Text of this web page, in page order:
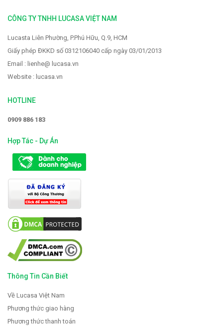
CÔNG TY TNHH LUCASA VIỆT NAM
Lucasta Liên Phường, P.Phú Hữu, Q.9, HCM
Giấy phép ĐKKD số 0312106040 cấp ngày 03/01/2013
Email : lienhe@ lucasa.vn
Website : lucasa.vn
HOTLINE
0909 886 183
Hợp Tác - Dự Án
Thông Tin Cần Biết
Về Lucasa Việt Nam
Phương thức giao hàng
Phương thức thanh toán